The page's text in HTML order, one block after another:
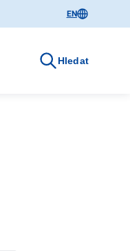
EN
Hledat